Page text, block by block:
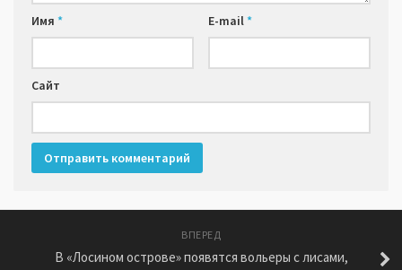
Имя * E-mail*
Сайт
ВПЕРЕД
В «Лосином острове» появятся вольеры с лисами,